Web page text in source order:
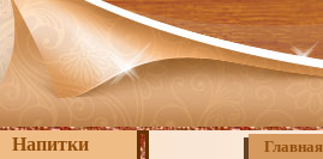
Напитки Главная